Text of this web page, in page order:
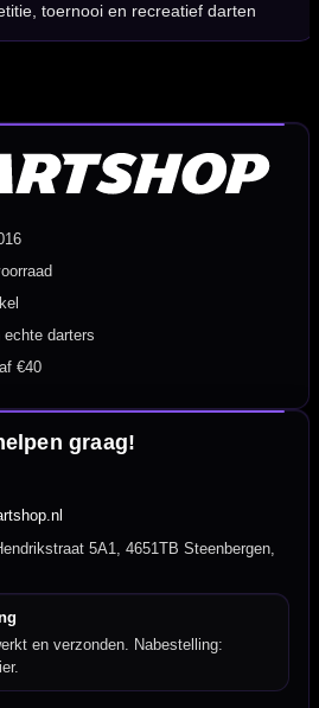
toernooi en recreatief darten
darters
€40
graag!
5A1, 4651TB Steenbergen,
en verzonden. Nabestelling: